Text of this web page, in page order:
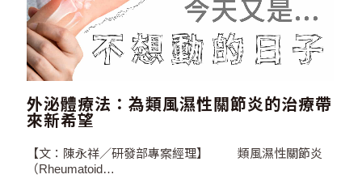
細胞在體內積累，對器官的結構與功能造成負面影響，從
而促成衰老現象。例如，表皮細胞的老化會使皮膚變得粗
糙，並出現皺紋；免疫系統的老化則可能使身體處於慢性
發炎狀態，導致細胞和組織的損傷，進一步加速衰老。隨
著年齡增長，神經退化性疾病的發病風險也顯著提高，像
是阿茲海默症和帕金森氏症等與衰老相關的失智症越發普
遍。此外，心血管疾病、骨質疏鬆等與衰老相關的疾病，
也可能由細胞老化與慢性發炎反應所引發。 在「再生醫
學」的迅速發展下，幹細胞療法作為一種代表性技術，因
其能夠自我更新並分化成多種類型的細胞，已引起廣泛關
注，尤其是在抗衰老領域。間質幹細胞因為具備強大的增
殖能力和分化成各類細胞組織的潛力，成為再生醫療中最
外泌體療法：為類風濕性關節炎的治療帶
來新希望
【文：陳永祥／研發部專案經理】 類風濕性關節炎
（Rheumatoid…